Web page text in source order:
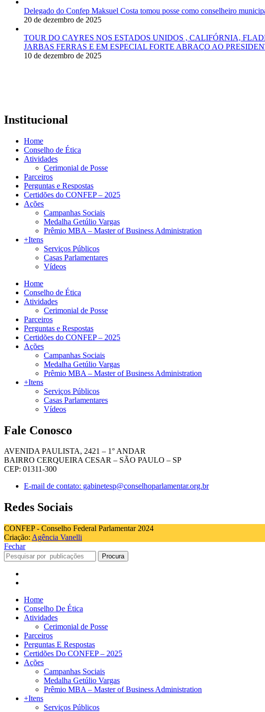
Delegado do Confep Maksuel Costa tomou posse como conselheiro
20 de dezembro de 2025
TOUR DO CAYRES NOS ESTADOS UNIDOS , CALIFÓRNIA,
JARBAS FERRAS E EM ESPECIAL FORTE ABRAÇO AO
10 de dezembro de 2025
Institucional
Home
Conselho de Ética
Atividades
Cerimonial de Posse
Parceiros
Perguntas e Respostas
Certidões do CONFEP – 2025
Ações
Campanhas Sociais
Medalha Getúlio Vargas
Prêmio MBA – Master of Business Administration
+Itens
Serviços Públicos
Casas Parlamentares
Vídeos
Home
Conselho de Ética
Atividades
Cerimonial de Posse
Parceiros
Perguntas e Respostas
Certidões do CONFEP – 2025
Ações
Campanhas Sociais
Medalha Getúlio Vargas
Prêmio MBA – Master of Business Administration
+Itens
Serviços Públicos
Casas Parlamentares
Vídeos
Fale Conosco
AVENIDA PAULISTA, 2421 – 1° ANDAR
BAIRRO CERQUEIRA CESAR – SÃO PAULO – SP
CEP: 01311-300
E-mail de contato: gabinetesp@conselhoparlamentar.org.br
Redes Sociais
CONFEP - Conselho Federal Parlamentar 2024
Criação: Agência Vanelli
Fechar
Procura
Home
Conselho De Ética
Atividades
Cerimonial de Posse
Parceiros
Perguntas E Respostas
Certidões Do CONFEP – 2025
Ações
Campanhas Sociais
Medalha Getúlio Vargas
Prêmio MBA – Master of Business Administration
+Itens
Serviços Públicos